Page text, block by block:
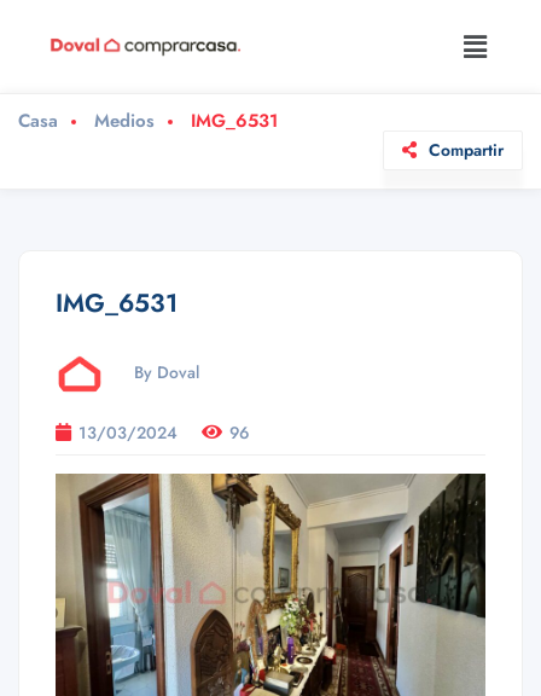
Casa Medios IMG_6531
Compartir
IMG_6531
By Doval
13/03/2024 96